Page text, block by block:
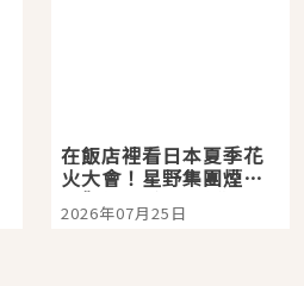
在飯店裡看日本夏季花
火大會！星野集團煙火
景觀飯店6選，讓你不用
人擠人悠閒欣賞
2026年07月25日